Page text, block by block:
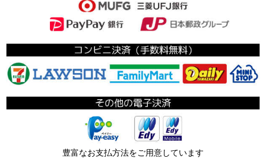
豊富なお支払方法をご用意しています